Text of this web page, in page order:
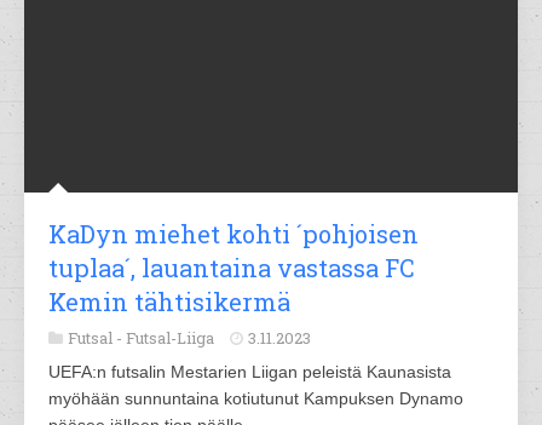
KaDyn miehet kohti ´pohjoisen
tuplaa´, lauantaina vastassa FC
Kemin tähtisikermä
Futsal - Futsal-Liiga 3.11.2023
UEFA:n futsalin Mestarien Liigan peleistä Kaunasista
myöhään sunnuntaina kotiutunut Kampuksen Dynamo